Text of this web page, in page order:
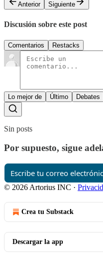
Anterior
Siguiente
Discusión sobre este post
Comentarios Restacks
Lo mejor de Último Debates
Sin posts
Por supuesto, sigue
© 2026 Artorius INC ·
Crea tu Substack
Descargar la app